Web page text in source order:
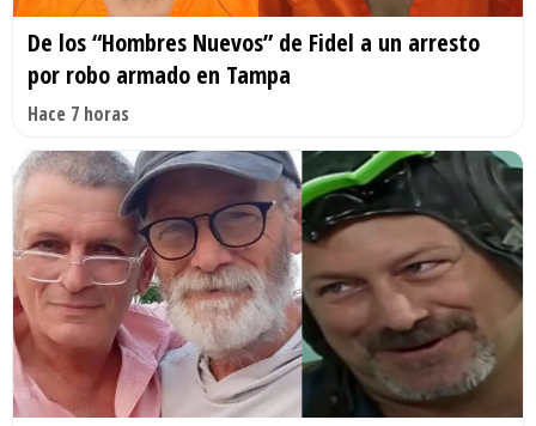
De los “Hombres Nuevos” de Fidel a un arresto
por robo armado en Tampa
Hace 7 horas